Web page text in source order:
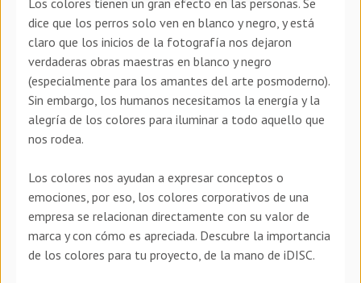
dice que los perros solo ven en blanco y negro, y está
claro que los inicios de la fotografía nos dejaron
verdaderas obras maestras en blanco y negro
(especialmente para los amantes del arte posmoderno).
Sin embargo, los humanos necesitamos la energía y la
alegría de los colores para iluminar a todo aquello que
nos rodea.
Los colores nos ayudan a expresar conceptos o
emociones, por eso, los colores corporativos de una
empresa se relacionan directamente con su valor de
marca y con cómo es apreciada. Descubre la importancia
de los colores para tu proyecto, de la mano de iDISC.